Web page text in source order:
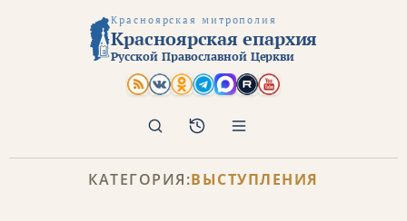
Красноярская митрополия
Красноярская епархия
Русской Православной Церкви
Архив
Поиск
КАТЕГОРИЯ:ВЫСТУПЛЕНИЯ